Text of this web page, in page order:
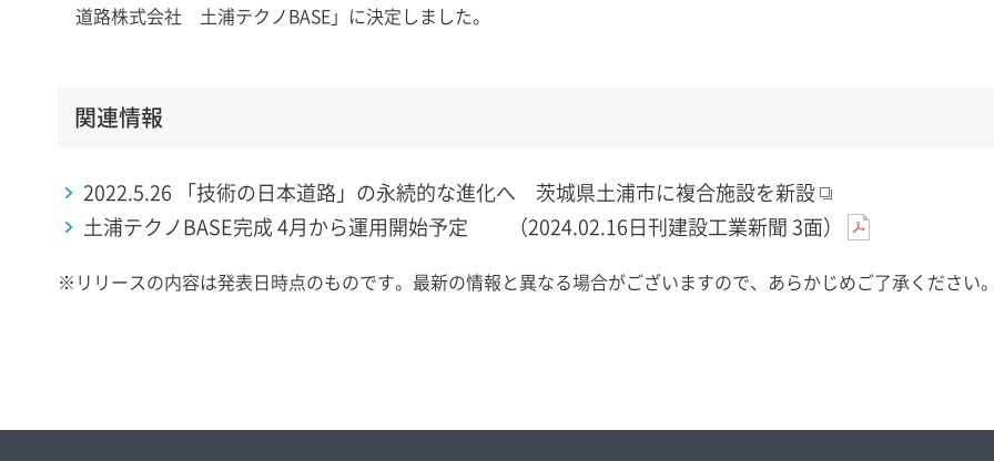
道路株式会社 土浦テクノBASE」に決定しました。
関連情報
2022.5.26 「技術の日本道路」の永続的な進化へ 茨城県土浦市に複合施設を新設
土浦テクノBASE完成 4月から運用開始予定 （2024.02.16日刊建設工業新聞 3面）
※ リリースの内容は発表日時点のものです。最新の情報と異なる場合がございますので、あらかじめご了承ください